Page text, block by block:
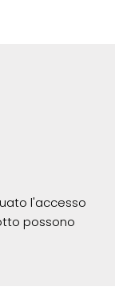
l'accesso
possono